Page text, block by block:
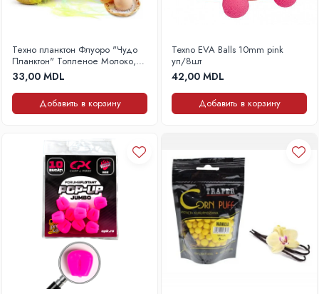
Фидерные удилища
Лески и шнуры
Поплавки и Сигнализаторы поклевки
Платформы для фидера, стойки,
треноги
Груза и кормушки
Подсаки и садки
Аксессуары для оснасток
Сумки, чехлы, ведра
Аксессуары и инструменты
Прикормка, насадки, добавки
Рыбалка на хищника
Катушки на хищника
Техно планктон Флуоро "Чудо
Планктон" Топленое Молоко,
3шт, 180г
33,00 MDL
Добавить в корзину
Texno EVA Balls 10mm pink
уп/8шт
42,00 MDL
Добавить в корзину